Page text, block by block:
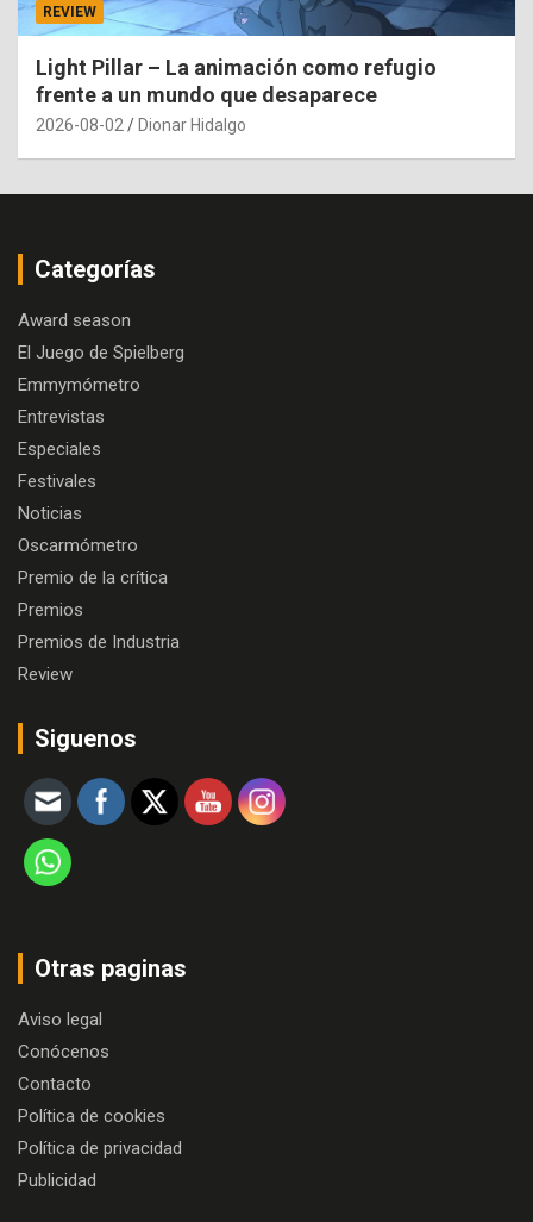
REVIEW
Light Pillar – La animación como refugio
frente a un mundo que desaparece
2026-08-02 Dionar Hidalgo
Categorías
Award season
El Juego de Spielberg
Emmymómetro
Entrevistas
Especiales
Festivales
Noticias
Oscarmómetro
Premio de la crítica
Premios
Premios de Industria
Review
Siguenos
Otras paginas
Aviso legal
Conócenos
Contacto
Política de cookies
Política de privacidad
Publicidad